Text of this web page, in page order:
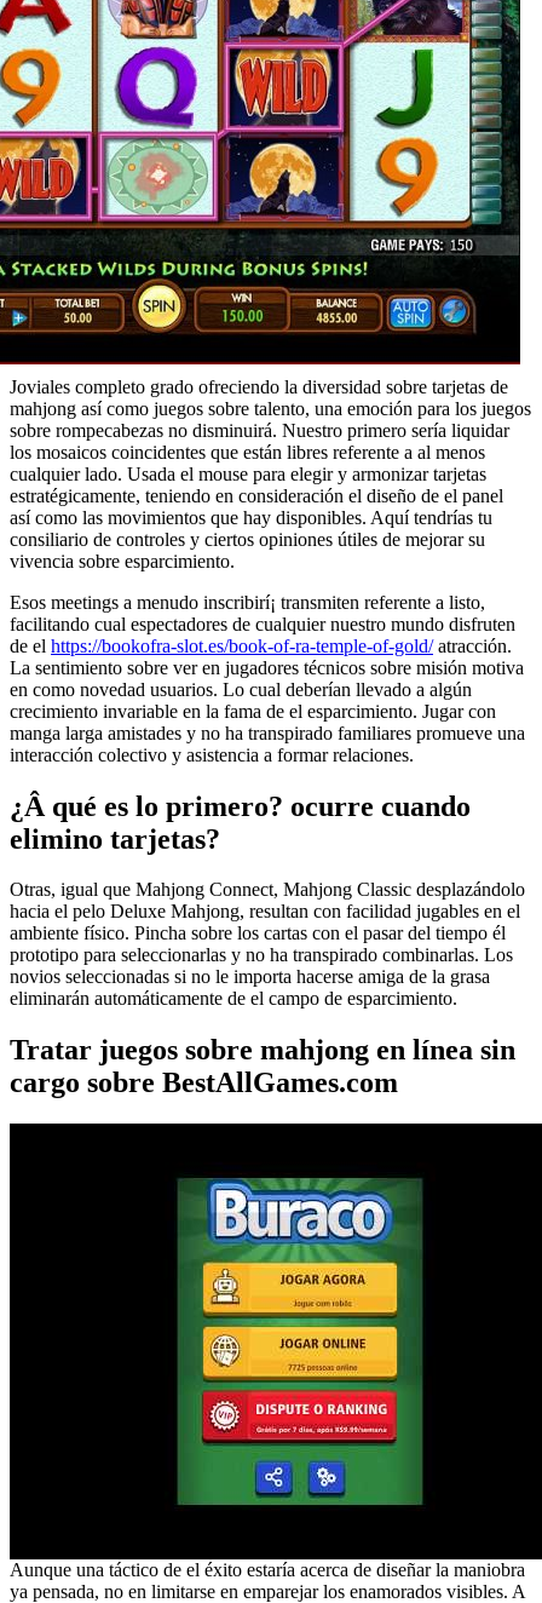
Joviales completo grado ofreciendo la diversidad sobre tarjetas de
mahjong así­ como juegos sobre talento, una emoción para los juegos
sobre rompecabezas no disminuirá. Nuestro primero serí­a liquidar
los mosaicos coincidentes que están libres referente a al menos
cualquier lado. Usada el mouse para elegir y armonizar tarjetas
estratégicamente, teniendo en consideración el diseño de el panel
así­ como las movimientos que hay disponibles. Aquí tendrí­as tu
consiliario de controles y ciertos opiniones útiles de mejorar su
vivencia sobre esparcimiento.
Esos meetings a menudo inscribirí¡ transmiten referente a listo,
facilitando cual espectadores de cualquier nuestro mundo disfruten
de el https://bookofra-slot.es/book-of-ra-temple-of-gold/atracción.
La sentimiento sobre ver en jugadores técnicos sobre misión motiva
en como novedad usuarios. Lo cual deberían llevado a algún
crecimiento invariable en la fama de el esparcimiento. Jugar con
manga larga amistades y no ha transpirado familiares promueve una
interacción colectivo y asistencia a formar relaciones.
¿Â qué es lo primero? ocurre cuando
elimino tarjetas?
Otras, igual que Mahjong Connect, Mahjong Classic desplazándolo
hacia el pelo Deluxe Mahjong, resultan con facilidad jugables en el
ambiente físico. Pincha sobre los cartas con el pasar del tiempo él
prototipo para seleccionarlas y no ha transpirado combinarlas. Los
novios seleccionadas si no le importa hacerse amiga de la grasa
eliminarán automáticamente de el campo de esparcimiento.
Tratar juegos sobre mahjong en línea sin
cargo sobre BestAllGames.com
Aunque una táctico de el éxito estaría acerca de diseñar la maniobra
ya pensada, no en limitarse en emparejar los enamorados visibles. A